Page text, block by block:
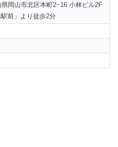
岡山市北区本町2−16 小林ビル2F
前」より徒歩2分